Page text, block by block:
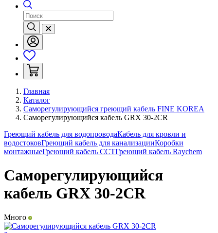
Главная
Каталог
Саморегулирующийся греющий кабель FINE KOREA
Саморегулирующийся кабель GRX 30-2CR
Греющий кабель для водопроводаКабель для кровли и
водостоковГреющий кабель для канализацииКоробки
монтажныеГреющий кабель ССТГреющий кабель Raychem
Саморегулирующийся
кабель GRX 30-2CR
Много